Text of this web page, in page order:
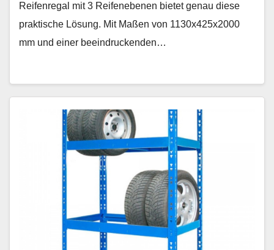
Reifenregal mit 3 Reifenebenen bietet genau diese
praktische Lösung. Mit Maßen von 1130x425x2000
mm und einer beeindruckenden…